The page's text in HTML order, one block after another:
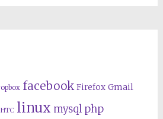
facebook Firefox Gmail
HTC linux mysql php